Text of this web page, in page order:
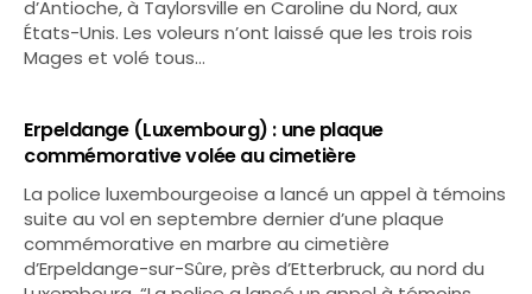
d’Antioche, à Taylorsville en Caroline du Nord, aux
États-Unis. Les voleurs n’ont laissé que les trois rois
Mages et volé tous…
Erpeldange (Luxembourg) : une plaque
commémorative volée au cimetière
La police luxembourgeoise a lancé un appel à témoins
suite au vol en septembre dernier d’une plaque
commémorative en marbre au cimetière
d’Erpeldange-sur-Sûre, près d’Etterbruck, au nord du